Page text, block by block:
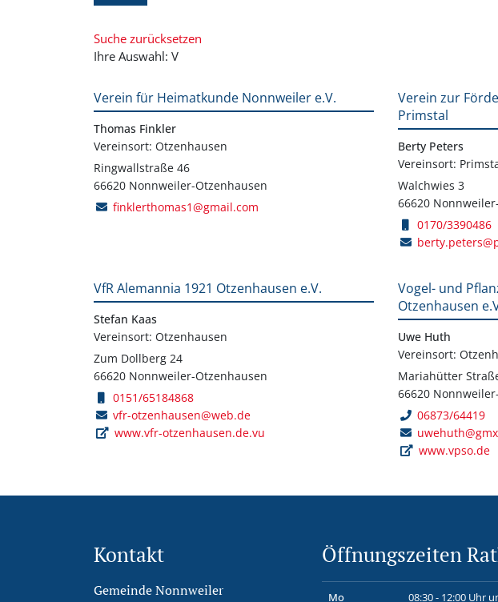
Suche zurücksetzen
Ihre Auswahl: V
Verein für Heimatkunde Nonnweiler e.V.
Thomas Finkler
Vereinsort: Otzenhausen
Ringwallstraße 46
66620 Nonnweiler-Otzenhausen
finklerthomas1@gmail.com
Verein zur
Primstal
Berty Peters
Vereinsort:
Walchwies 3
66620
0170/3390486
VfR Alemannia 1921 Otzenhausen e.V.
Stefan Kaas
Vereinsort: Otzenhausen
Zum Dollberg 24
66620 Nonnweiler-Otzenhausen
0151/65184868
vfr-otzenhausen@web.de
www.vfr-otzenhausen.de.vu
Vogel- und
Otzenhausen
Uwe Huth
Vereinsort:
Mariahütter
66620
06873/64419
www.vpso.de
Kontakt
Gemeinde Nonnweiler
Öffnungszeiten
Mo 08:30 - 12:00 Uhr